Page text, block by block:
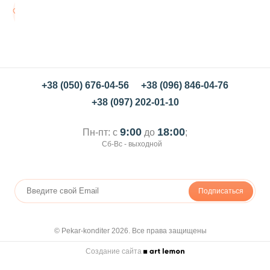
а
+38 (050) 676-04-56
+38 (096) 846-04-76
+38 (097) 202-01-10
Пн-пт: с 9:00 до 18:00;
Сб-Вс - выходной
Подписаться
© Pekar-konditer 2026. Все права защищены
Создание сайта